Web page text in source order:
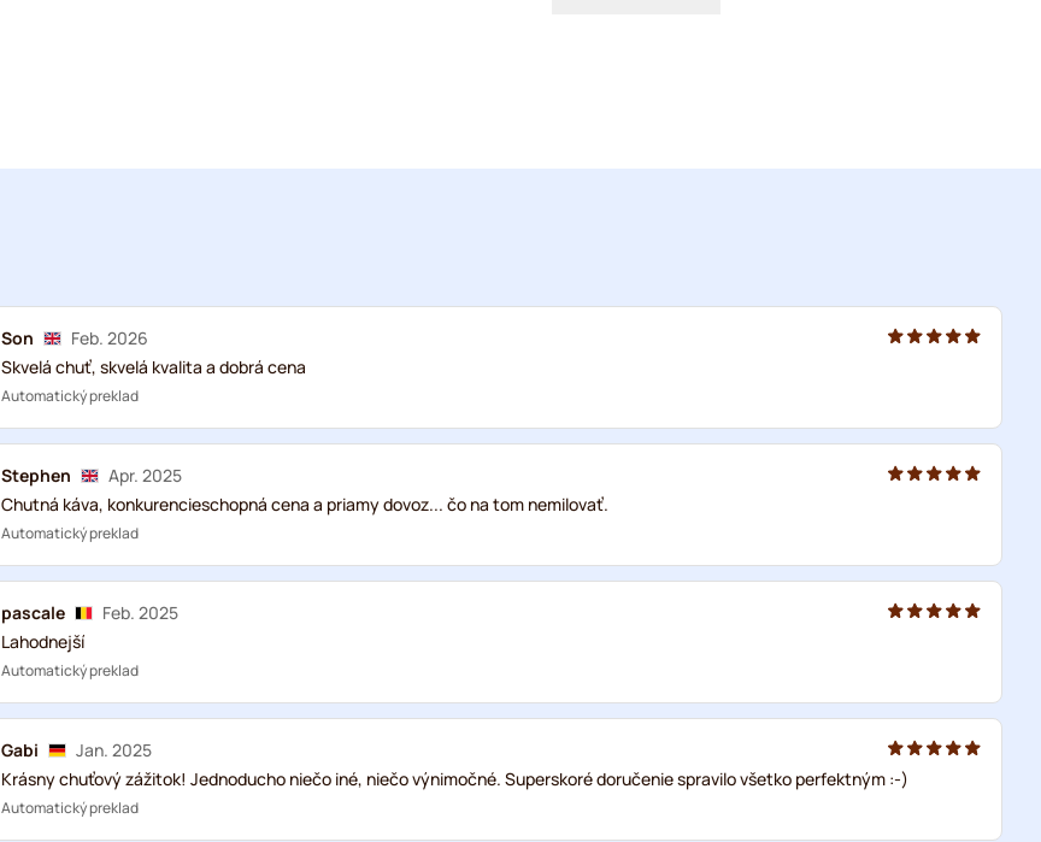
Son
Feb. 2026
Skvelá chuť, skvelá kvalita a dobrá cena
Automatický preklad
Stephen
Apr. 2025
Chutná káva, konkurencieschopná cena a priamy dovoz... čo na tom nemilovať.
Automatický preklad
pascale
Feb. 2025
Lahodnejší
Automatický preklad
Gabi
Jan. 2025
Krásny chuťový zážitok! Jednoducho niečo iné, niečo výnimočné. Superskoré doručenie spravilo všetko perfektným :-)
Automatický preklad